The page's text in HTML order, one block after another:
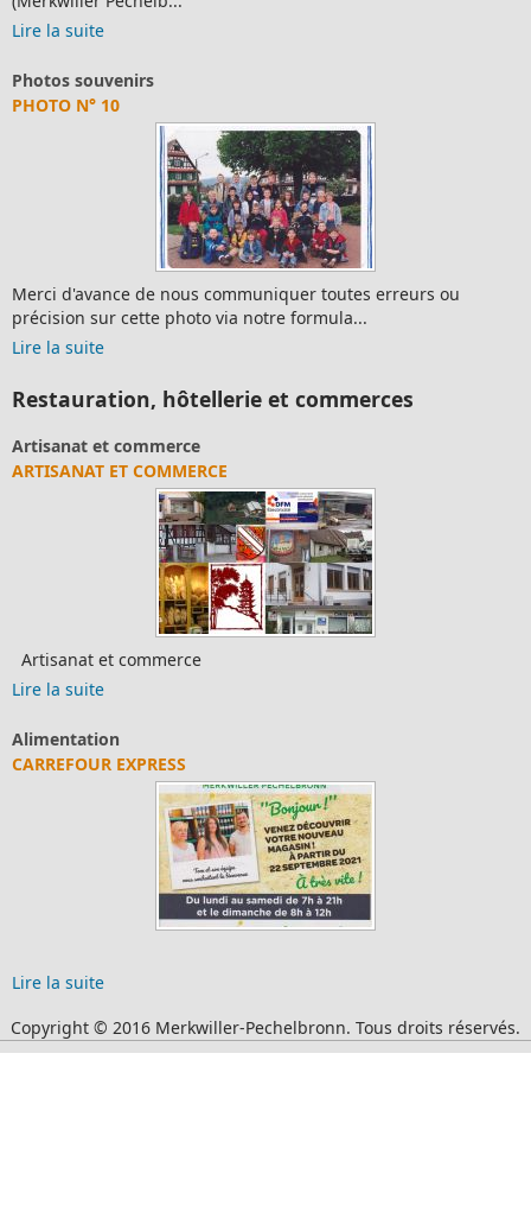
Lire la suite
Photos souvenirs
PHOTO N° 10
Merci d'avance de nous communiquer toutes erreurs ou
précision sur cette photo via notre formula...
Lire la suite
Restauration, hôtellerie et commerces
Artisanat et commerce
ARTISANAT ET COMMERCE
Artisanat et commerce
Lire la suite
Alimentation
CARREFOUR EXPRESS
Lire la suite
Copyright © 2016 Merkwiller-Pechelbronn. Tous droits réservés.